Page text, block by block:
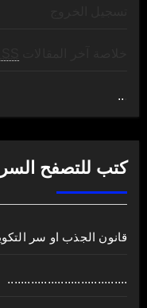
..
كتب للتصفح
قانون الجذب او سر
....................................